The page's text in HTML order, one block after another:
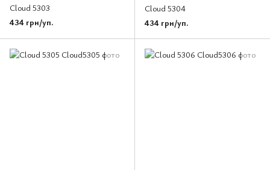
Cloud 5303
434 грн/уп.
Cloud 5304
434 грн/уп.